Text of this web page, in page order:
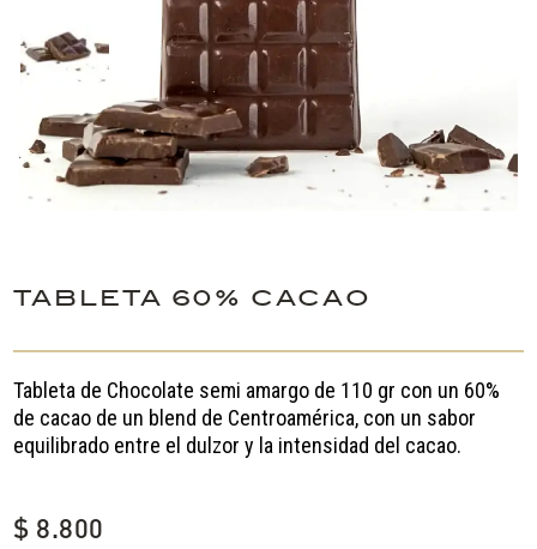
TABLETA 60% CACAO
Tableta de Chocolate semi amargo de 110 gr con un 60%
de cacao de un blend de Centroamérica, con un sabor
equilibrado entre el dulzor y la intensidad del cacao.
$ 8.800